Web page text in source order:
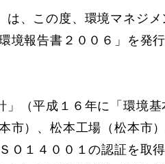
、この度、環境マネジ
報告書２００６」を発
（平成１６年に「環境
市）、松本工場（松本市
１４００１の認証を取得